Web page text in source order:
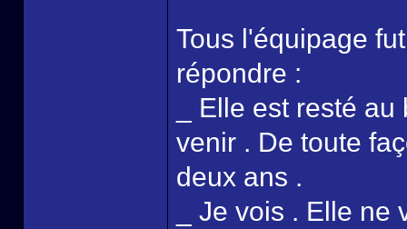
Tous l'équipage
répondre :
_ Elle est resté
venir . De toute
deux ans .
_ Je vois . Elle